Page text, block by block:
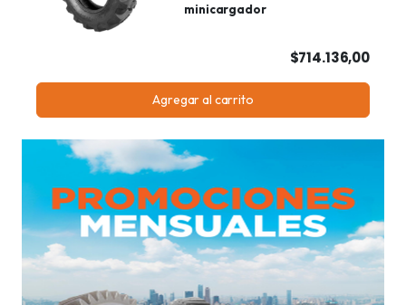
minicargador
$714.136,00
Agregar al carrito